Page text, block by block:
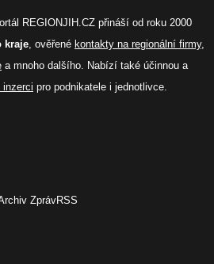
REGIONJIH.CZ přináší od roku 2000
kraje, ověřené kontakty na regionální firmy,
a mnoho dalšího. Nabízí také účinnou a
inzerci pro podnikatele i jednotlivce.
ZprávRSS